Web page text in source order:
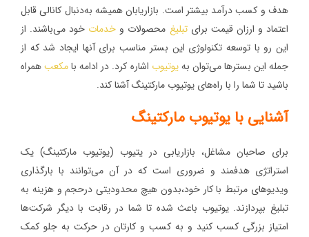
هدف و کسب درآمد بیشتر است. بازاریابان همیشه به‌دنبال کانالی قابل
اعتماد و ارزان قیمت برایتبلیغ محصولات و خدمات خود می‌باشند. از
این رو با توسعه تکنولوژی این بستر مناسب برای آنها ایجاد شد که از
جمله این بسترها می‌توان بهیوتیوب اشاره کرد. در ادامه بامکعبهمراه
باشید تا شما را با راه‌های یوتیوب مارکتینگ آشنا کند.
آشنایی با یوتیوب مارکتینگ
برای صاحبان مشاغل، بازاریابی در یتیوب (یوتیوب مارکتینگ) یک
استراتژی هدفمند و ضروری است که در آن می‌توانند با بارگذاری
ویدیوهای مرتبط با کار خود،بدون هیچ محدودیتی درحجم و هزینه به
تبلیغ بپردازند. یوتیوب باعث شده تا شما در رقابت با دیگر شرکت‌ها
امتیاز بزرگی کسب کنید و به کسب و کارتان در حرکت به جلو کمک